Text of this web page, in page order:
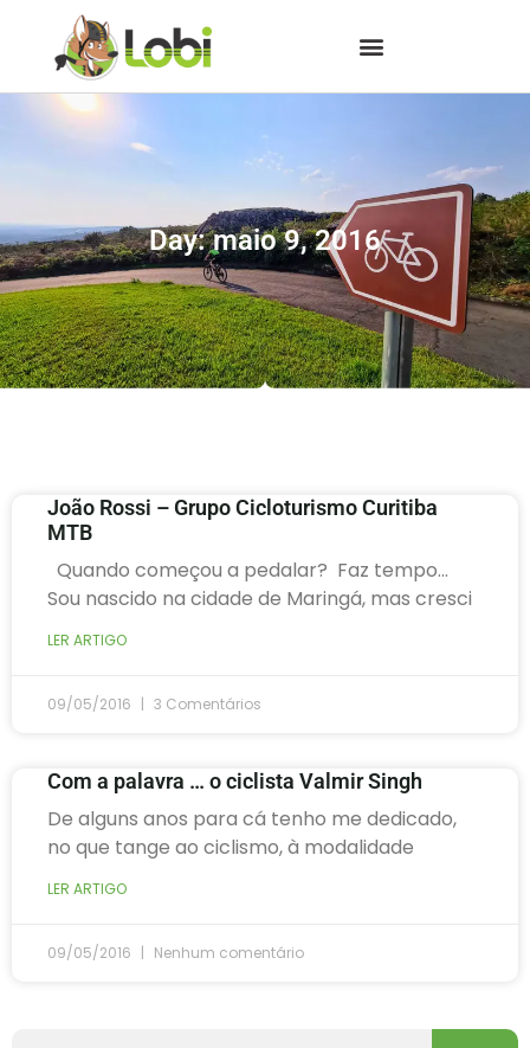
Day: maio 9, 2016
João Rossi – Grupo Cicloturismo Curitiba
MTB
Quando começou a pedalar? Faz tempo…
Sou nascido na cidade de Maringá, mas cresci
LER ARTIGO
09/05/2016 3 Comentários
Com a palavra … o ciclista Valmir Singh
De alguns anos para cá tenho me dedicado,
no que tange ao ciclismo, à modalidade
LER ARTIGO
09/05/2016 Nenhum comentário